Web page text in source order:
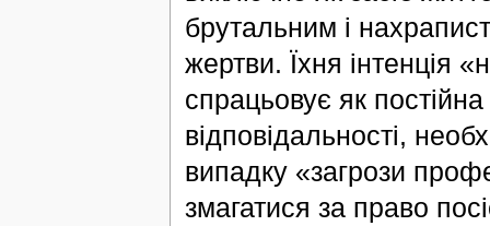
брутальним і
жертви. Їхня інтенція
спрацьовує як постійна
відповідальності,
випадку «загрози
змагатися за право